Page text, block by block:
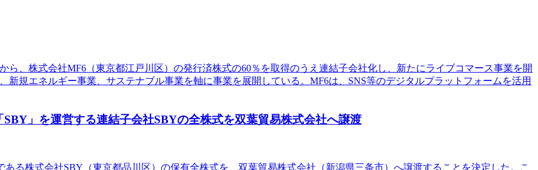
ら、株式会社MF6（東京都江戸川区）の発行済株式の60％を取得のうえ連結子会社化し、新たにライブコマース事業を開
規エネルギー事業、サステナブル事業を軸に事業を展開している。MF6は、SNS等のデジタルプラットフォームを活用
」を運営する連結子会社SBYの全株式を双葉貿易株式会社へ譲渡
る株式会社SBY（東京都品川区）の保有全株式を、双葉貿易株式会社（新潟県三条市）へ譲渡することを決定した。こ